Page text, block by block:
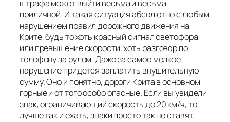
штрафа может выйти весьма и весьма
приличной. И такая ситуация абсолютно с любым
нарушением правил дорожного движения на
Крите, будь то хоть красный сигнал светофора
или превышение скорости, хоть разговор по
телефону за рулем. Даже за самое мелкое
нарушение придется заплатить внушительную
сумму. Оно и понятно, дороги Крита в основном
горные и от того особо опасные. Если вы увидели
знак, ограничивающий скорость до 20 км/ч, то
лучше так и ехать, знаки просто так не ставят.